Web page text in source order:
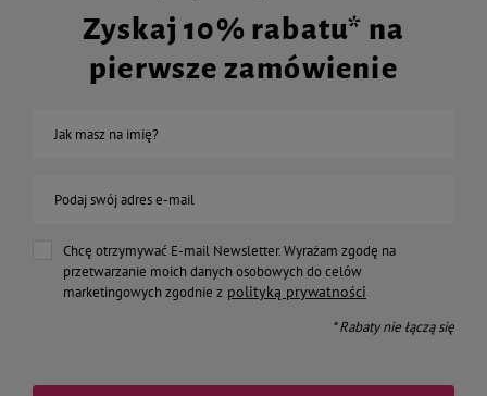
Zyskaj 10% rabatu* na
pierwsze zamówienie
Jak masz na imię?
Podaj swój adres e-mail
Chcę otrzymywać E-mail Newsletter. Wyrażam zgodę na
przetwarzanie moich danych osobowych do celów
marketingowych zgodnie z polityką prywatności
* Rabaty nie łączą się